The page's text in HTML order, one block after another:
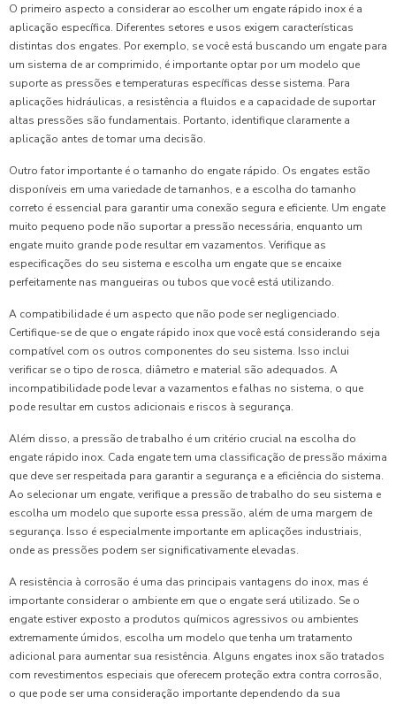
O primeiro aspecto a considerar ao escolher um engate rápido inox é a
aplicação específica. Diferentes setores e usos exigem características
distintas dos engates. Por exemplo, se você está buscando um engate para
um sistema de ar comprimido, é importante optar por um modelo que
suporte as pressões e temperaturas específicas desse sistema. Para
aplicações hidráulicas, a resistência a fluidos e a capacidade de suportar
altas pressões são fundamentais. Portanto, identifique claramente a
aplicação antes de tomar uma decisão.
Outro fator importante é o tamanho do engate rápido. Os engates estão
disponíveis em uma variedade de tamanhos, e a escolha do tamanho
correto é essencial para garantir uma conexão segura e eficiente. Um engate
muito pequeno pode não suportar a pressão necessária, enquanto um
engate muito grande pode resultar em vazamentos. Verifique as
especificações do seu sistema e escolha um engate que se encaixe
perfeitamente nas mangueiras ou tubos que você está utilizando.
A compatibilidade é um aspecto que não pode ser negligenciado.
Certifique-se de que o engate rápido inox que você está considerando seja
compatível com os outros componentes do seu sistema. Isso inclui
verificar se o tipo de rosca, diâmetro e material são adequados. A
incompatibilidade pode levar a vazamentos e falhas no sistema, o que
pode resultar em custos adicionais e riscos à segurança.
Além disso, a pressão de trabalho é um critério crucial na escolha do
engate rápido inox. Cada engate tem uma classificação de pressão máxima
que deve ser respeitada para garantir a segurança e a eficiência do sistema.
Ao selecionar um engate, verifique a pressão de trabalho do seu sistema e
escolha um modelo que suporte essa pressão, além de uma margem de
segurança. Isso é especialmente importante em aplicações industriais,
onde as pressões podem ser significativamente elevadas.
A resistência à corrosão é uma das principais vantagens do inox, mas é
importante considerar o ambiente em que o engate será utilizado. Se o
engate estiver exposto a produtos químicos agressivos ou ambientes
extremamente úmidos, escolha um modelo que tenha um tratamento
adicional para aumentar sua resistência. Alguns engates inox são tratados
com revestimentos especiais que oferecem proteção extra contra corrosão,
o que pode ser uma consideração importante dependendo da sua